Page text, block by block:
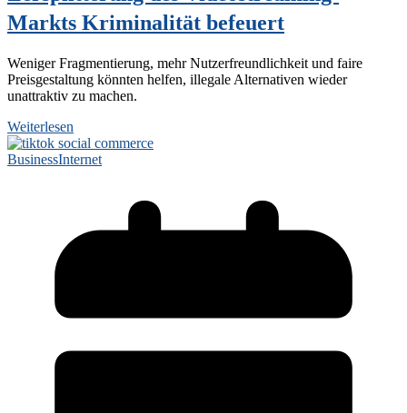
Markts Kriminalität befeuert
Weniger Fragmentierung, mehr Nutzerfreundlichkeit und faire
Preisgestaltung könnten helfen, illegale Alternativen wieder
unattraktiv zu machen.
Weiterlesen
BusinessInternet